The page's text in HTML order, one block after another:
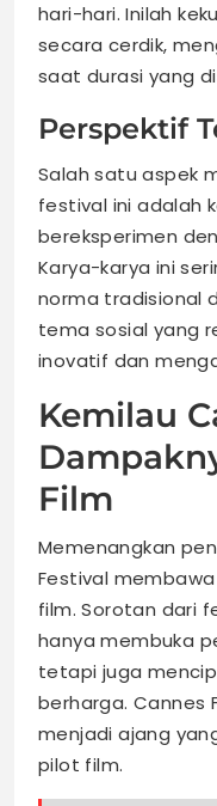
hari-hari. Inilah
secara cerdik,
saat durasi yang
Perspektif
Salah satu aspek
festival ini adalah
bereksperimen
Karya-karya ini
norma tradisional
tema sosial yang
inovatif dan
Kemilau
Film
Memenangkan
Festival
film. Sorotan dari
hanya membuka
tetapi juga
berharga. Cannes
menjadi ajang
pilot film.